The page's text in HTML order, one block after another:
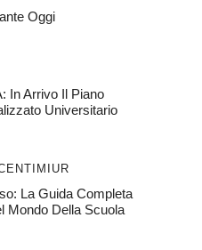
Oggi
In Arrivo Il Piano
Universitario
MIUR
La Guida Completa
Mondo Della Scuola